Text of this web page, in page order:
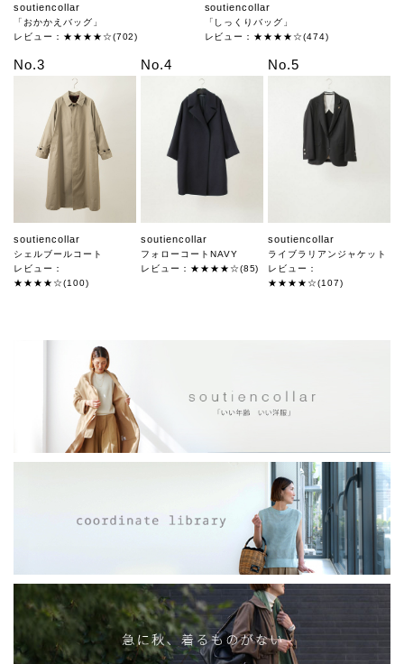
soutiencollar
「おかかえバッグ」
レビュー：★★★★☆(702)
soutiencollar
「しっくりバッグ」
レビュー：★★★★☆(474)
No.3
soutiencollar
シェルブールコート
レビュー：
★★★★☆(100)
No.4
soutiencollar
フォローコートNAVY
レビュー：★★★★☆(85)
No.5
soutiencollar
ライブラリアンジャケット
レビュー：
★★★★☆(107)